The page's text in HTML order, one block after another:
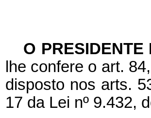
O
lhe confere o art.
disposto nos arts.
17 da Lei nº 9.432,